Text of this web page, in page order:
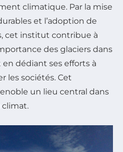
climatique. Par la mise
et l’adoption de
cet institut contribue à
des glaciers dans
dédiant ses efforts à
les sociétés. Cet
un lieu central dans
climat.